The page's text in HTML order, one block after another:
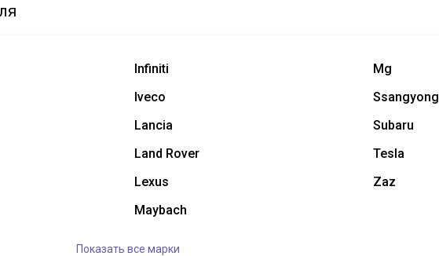
Infiniti
Iveco
Lancia
Land Rover
Lexus
Maybach
Mg
Ssangyong
Subaru
Tesla
Zaz
Показать все марки